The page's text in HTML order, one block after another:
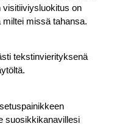
visitiiviysluokitus on
miltei missä tahansa.
tekstinvierityksenä
suosikkikanavillesi